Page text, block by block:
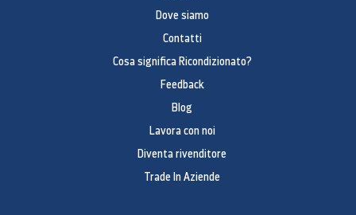
Dove siamo
Contatti
Cosa significa Ricondizionato?
Feedback
Blog
Lavora con noi
Diventa rivenditore
Trade In Aziende